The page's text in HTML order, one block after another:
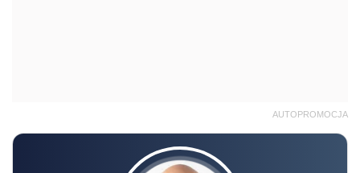
AUTOPROMOCJA